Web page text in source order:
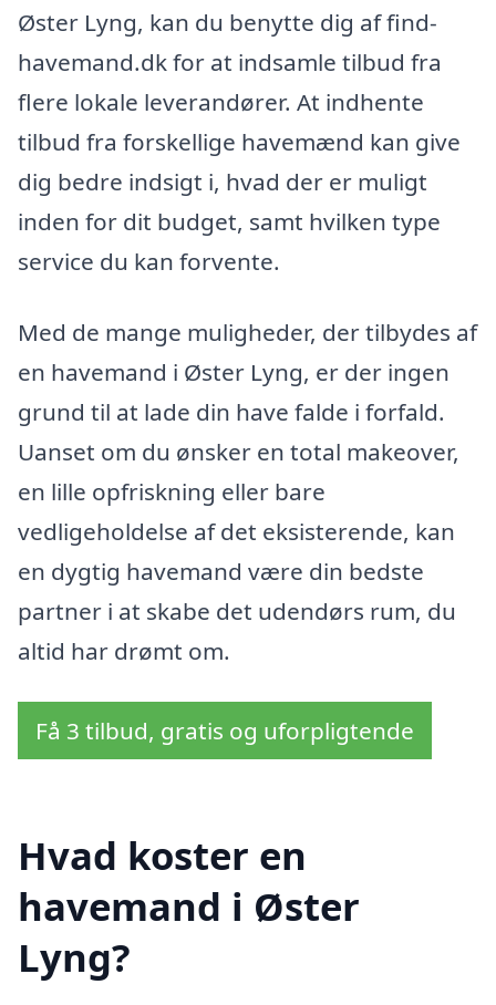
Øster Lyng, kan du benytte dig af find-
havemand.dk for at indsamle tilbud fra
flere lokale leverandører. At indhente
tilbud fra forskellige havemænd kan give
dig bedre indsigt i, hvad der er muligt
inden for dit budget, samt hvilken type
service du kan forvente.
Med de mange muligheder, der tilbydes af
en havemand i Øster Lyng, er der ingen
grund til at lade din have falde i forfald.
Uanset om du ønsker en total makeover,
en lille opfriskning eller bare
vedligeholdelse af det eksisterende, kan
en dygtig havemand være din bedste
partner i at skabe det udendørs rum, du
altid har drømt om.
Få 3 tilbud, gratis og uforpligtende
Hvad koster en
havemand i Øster
Lyng?